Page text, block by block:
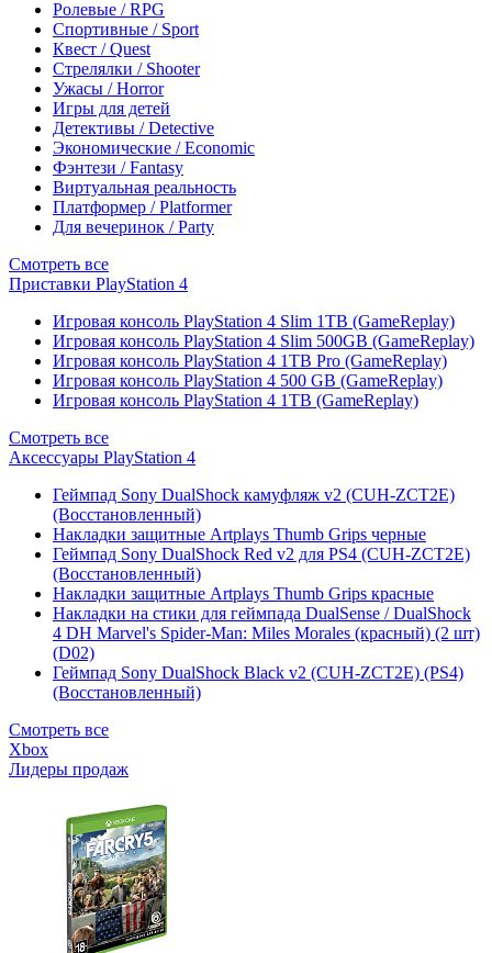
Ролевые / RPG
Спортивные / Sport
Квест / Quest
Стрелялки / Shooter
Ужасы / Horror
Игры для детей
Детективы / Detective
Экономические / Economic
Фэнтези / Fantasy
Виртуальная реальность
Платформер / Platformer
Для вечеринок / Party
Смотреть все
Приставки PlayStation 4
Игровая консоль PlayStation 4 Slim 1TB (GameReplay)
Игровая консоль PlayStation 4 Slim 500GB (GameReplay)
Игровая консоль PlayStation 4 1TB Pro (GameReplay)
Игровая консоль PlayStation 4 500 GB (GameReplay)
Игровая консоль PlayStation 4 1TB (GameReplay)
Смотреть все
Аксессуары PlayStation 4
Геймпад Sony DualShock камуфляж v2 (CUH-ZCT2E)
(Восстановленный)
Накладки защитные Artplays Thumb Grips черные
Геймпад Sony DualShock Red v2 для PS4 (CUH-ZCT2E)
(Восстановленный)
Накладки защитные Artplays Thumb Grips красные
Накладки на стики для геймпада DualSense / DualShock
4 DH Marvel's Spider-Man: Miles Morales (красный) (2 шт)
(D02)
Геймпад Sony DualShock Black v2 (CUH-ZCT2E) (PS4)
(Восстановленный)
Смотреть все
Xbox
Лидеры продаж